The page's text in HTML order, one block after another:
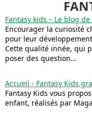
Fantasy kids – Le blog
Encourager la curiosité
pour leur
Cette qualité innée, qui
poser des question...
Accueil - Fantasy Kids
Fantasy Kids vous
enfant, réalisés par